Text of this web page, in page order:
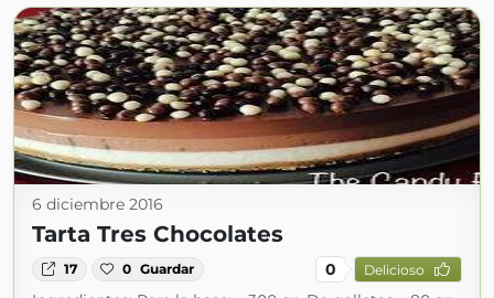
6 diciembre 2016
Tarta Tres Chocolates
17 0 Guardar 0 Delicioso